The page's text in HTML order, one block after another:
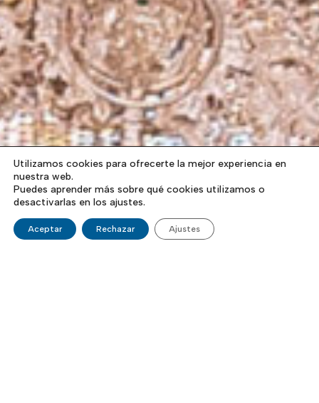
Utilizamos cookies para ofrecerte la mejor experiencia en
nuestra web.
Puedes aprender más sobre qué cookies utilizamos o
desactivarlas en los ajustes.
Aceptar Rechazar Ajustes